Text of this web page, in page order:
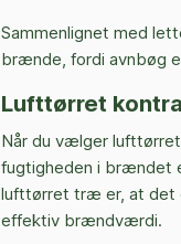
Sammenlignet med
brænde, fordi avnbøg
Lufttørret
Når du vælger
fugtigheden i brændet
lufttørret træ er, at det
effektiv brændværdi.